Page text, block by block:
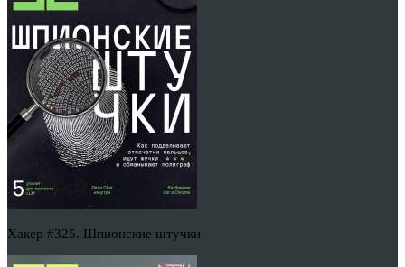
Хакер #325. Шпионские штучки